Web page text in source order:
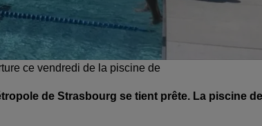
ce vendredi de la piscine de
de Strasbourg se tient prête. La piscine de